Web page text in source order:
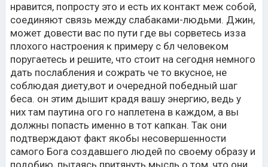
нравится, попросту это и есть их контакт меж собой,
соединяют связь между слабаками-людьми. Джин,
может довести вас по пути где вы сорветесь изза
плохого настроения к примеру с бл человеком
поругаетесь и решите, что стоит на сегодня немного
дать послабления и сожрать че то вкусное, не
соблюдая диету,вот и очередной победный шаг
беса. он этим дышит крадя вашу энергию, ведь у
них там паутина ого го наплетена в каждом, а вы
должны попасть именно в тот капкан. Так они
подтверждают факт якобы несовершенности
самого Бога создавшего людей по своему образу и
подобию, пытаясь притянуть мысль о том, что они